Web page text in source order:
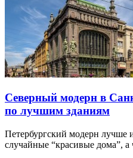
Северный модерн в
по лучшим зданиям
Петербургский модерн лучше
случайные “красивые дома”,